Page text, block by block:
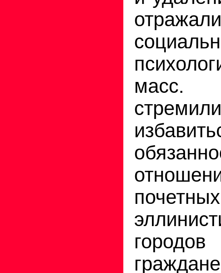
масс.
граждане